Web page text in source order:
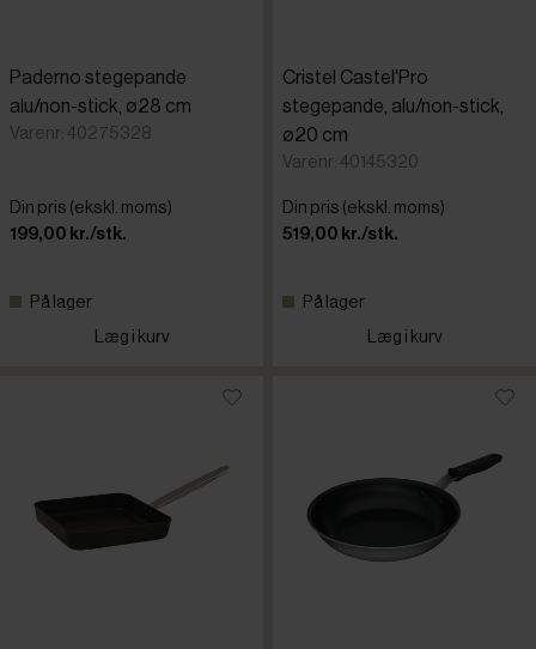
Paderno stegepande
alu/non-stick, ø28 cm
Varenr: 40275328
Din pris (ekskl. moms)
199,00 kr./stk.
På lager
Læg i kurv
Cristel Castel'Pro
stegepande, alu/non-stick,
ø20 cm
Varenr: 40145320
Din pris (ekskl. moms)
519,00 kr./stk.
På lager
Læg i kurv